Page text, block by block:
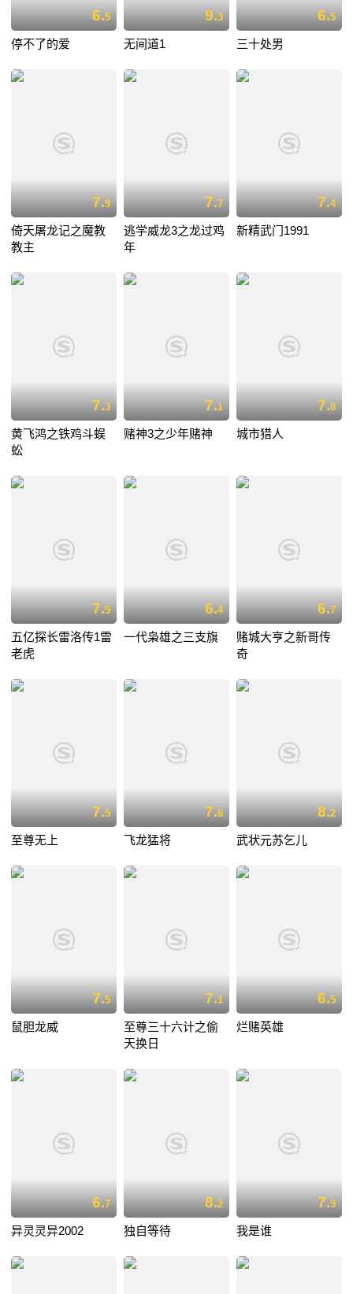
6.5
停不了的爱
9.3
无间道1
6.5
三十处男
7.9
倚天屠龙记之魔教
教主
7.7
逃学威龙3之龙过鸡
年
7.4
新精武门1991
7.3
黄飞鸿之铁鸡斗蜈
蚣
7.1
赌神3之少年赌神
7.8
城市猎人
7.9
五亿探长雷洛传1雷
老虎
6.4
一代枭雄之三支旗
6.7
赌城大亨之新哥传
奇
7.5
至尊无上
7.6
飞龙猛将
8.2
武状元苏乞儿
7.5
鼠胆龙威
7.1
至尊三十六计之偷
天换日
6.5
烂赌英雄
6.7
异灵灵异2002
8.2
独自等待
7.9
我是谁